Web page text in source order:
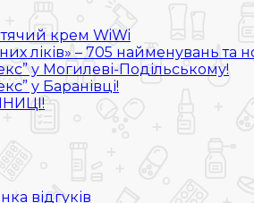
ПРОДОВЖУЄТЬСЯ!!!
крем WiWi
ліків» – 705 найменувань та
у Могилеві-Подільському!
у Баранівці!
відгуків